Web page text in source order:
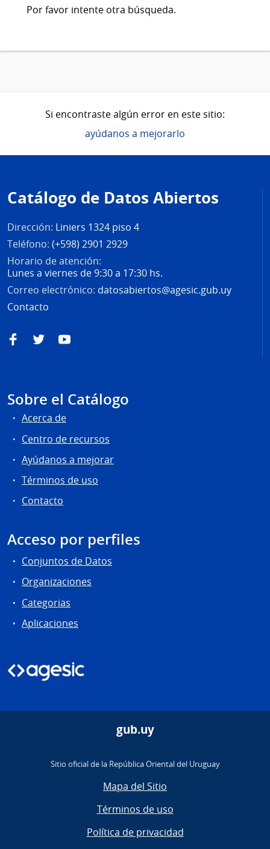
Por favor intente otra búsqueda.
Si encontraste algún error en este sitio:
ayúdanos a mejorarlo
de
página
Catálogo de Datos Abiertos
Dirección: Liniers 1324 piso 4
Teléfono: (+598) 2901 2929
Horario de atención:
Lunes a viernes de 9:30 a 17:30 hs.
Correo electrónico: datosabiertos@agesic.gub.uy
Contacto
FacebookTwitterYouTube
Sobre el Catálogo
Acerca de
Centro de recursos
Ayúdanos a mejorar
Términos de uso
Contacto
Acceso por perfiles
Conjuntos de Datos
Organizaciones
Categorias
Aplicaciones
gub.uy
Sitio oficial de la República Oriental del Uruguay
Mapa del Sitio
Términos de uso
Política de privacidad